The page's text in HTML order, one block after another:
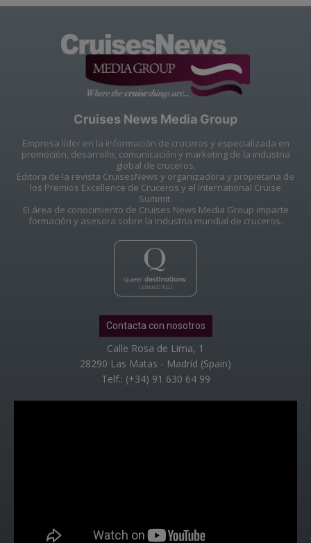
Cruises News Media Group
Empresa líder en la información de cruceros y especializada en
promoción, desarrollo, comunicación y marketing de la industria
global de cruceros.
Editora de la revista CruisesNews y organizadora y propietaria de
los Premios Excellence de Cruceros y el International Cruise
Summit.
El área de conocimiento de Cruises News Media Group imparte
formación y asesora sobre la industria mundial de cruceros.
Contacta con nosotros
Calle Rosa de Lima, 1
28290 Las Matas - Madrid (Spain)
Telf.: (+34) 91 630 64 99